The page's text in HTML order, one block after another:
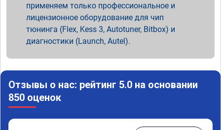
применяем только профессиональное и
лицензионное оборудование для чип
тюнинга (Flex, Kess 3, Autotuner, Bitbox) и
диагностики (Launch, Autel).
Отзывы о нас: рейтинг 5.0 на основании
850 оценок